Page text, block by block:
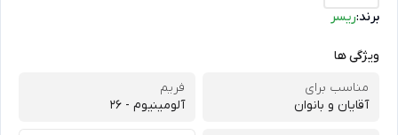
برند:ریسر
ویژگی ها
مناسب برای
آﻗﺎﯾﺎن و ﺑﺎﻧﻮان
فریم
آﻟﻮﻣﯿﻨﯿﻮم - 26